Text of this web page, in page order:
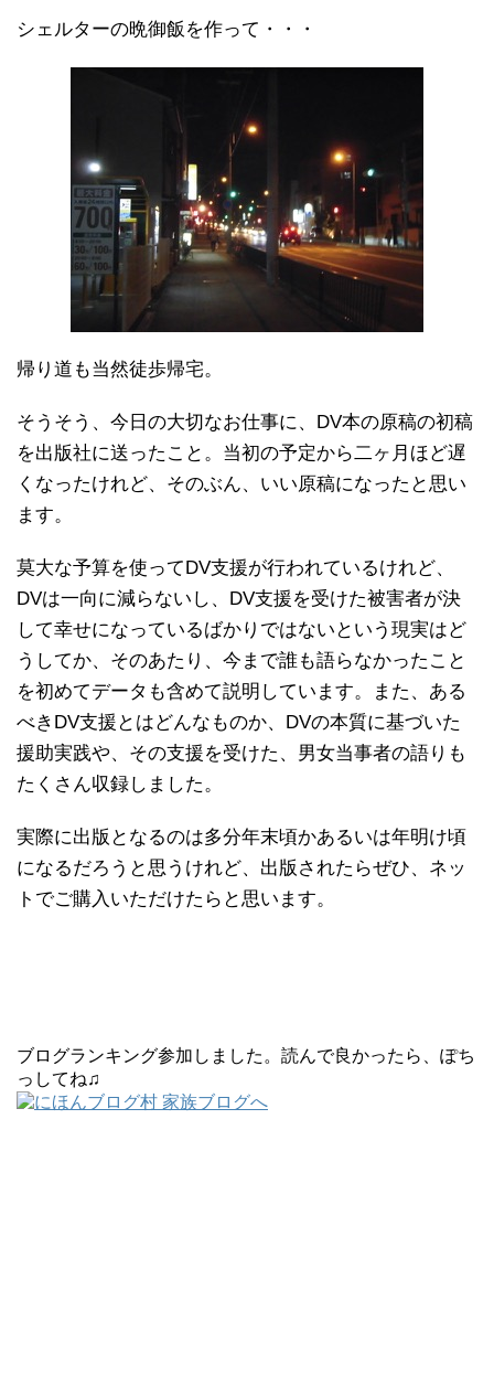
シェルターの晩御飯を作って・・・
帰り道も当然徒歩帰宅。
そうそう、今日の大切なお仕事に、DV本の原稿の初稿
を出版社に送ったこと。当初の予定から二ヶ月ほど遅
くなったけれど、そのぶん、いい原稿になったと思い
ます。
莫大な予算を使ってDV支援が行われているけれど、
DVは一向に減らないし、DV支援を受けた被害者が決
して幸せになっているばかりではないという現実はど
うしてか、そのあたり、今まで誰も語らなかったこと
を初めてデータも含めて説明しています。また、ある
べきDV支援とはどんなものか、DVの本質に基づいた
援助実践や、その支援を受けた、男女当事者の語りも
たくさん収録しました。
実際に出版となるのは多分年末頃かあるいは年明け頃
になるだろうと思うけれど、出版されたらぜひ、ネッ
トでご購入いただけたらと思います。
ブログランキング参加しました。読んで良かったら、ぽち
っしてね♫